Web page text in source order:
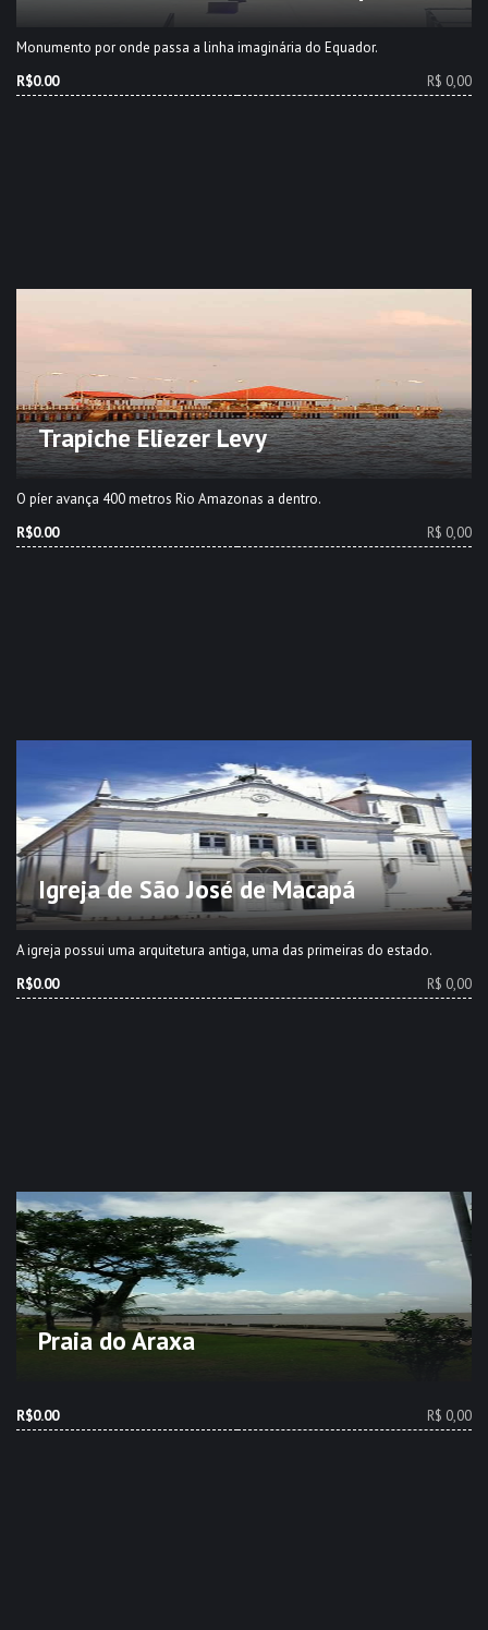
Monumento por onde passa a linha imaginária do Equador.
R$0.00
R$ 0,00
Trapiche Eliezer Levy
O píer avança 400 metros Rio Amazonas a dentro.
R$0.00
R$ 0,00
Igreja de São José de Macapá
A igreja possui uma arquitetura antiga, uma das primeiras do estado.
R$0.00
R$ 0,00
Praia do Araxa
R$0.00 R$ 0,00